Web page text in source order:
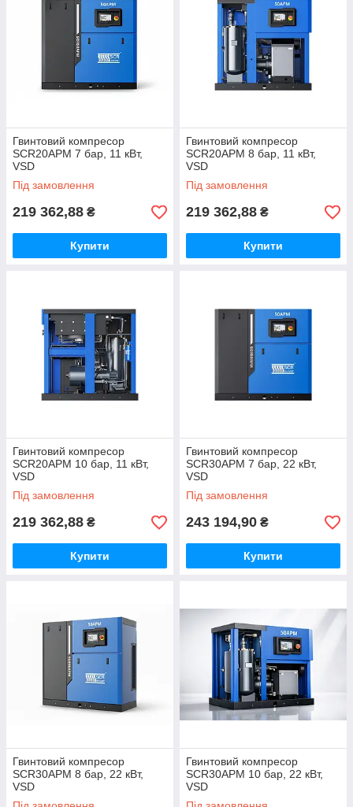
Гвинтовий компресор
SCR20APM 7 бар, 11 кВт,
VSD
Під замовлення
219 362,88 ₴
Купити
Гвинтовий компресор
SCR20APM 8 бар, 11 кВт,
VSD
Під замовлення
219 362,88 ₴
Купити
Гвинтовий компресор
SCR20APM 10 бар, 11 кВт,
VSD
Під замовлення
219 362,88 ₴
Купити
Гвинтовий компресор
SCR30APM 7 бар, 22 кВт,
VSD
Під замовлення
243 194,90 ₴
Купити
Гвинтовий компресор
SCR30APM 8 бар, 22 кВт,
VSD
Гвинтовий компресор
SCR30APM 10 бар, 22 кВт,
VSD